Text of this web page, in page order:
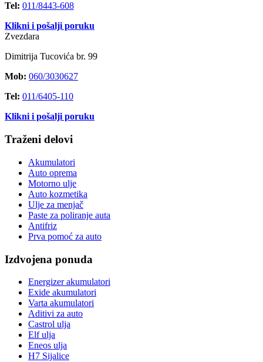
Tel: 011/8443-608
Klikni i pošalji poruku
Zvezdara
Dimitrija Tucovića br. 99
Mob: 060/3030627
Tel: 011/6405-110
Klikni i pošalji poruku
Traženi delovi
Akumulatori
Auto oprema
Motorno ulje
Auto kozmetika
Ulje za menjač
Paste za poliranje auta
Antifriz
Prva pomoć za auto
Izdvojena ponuda
Energizer akumulatori
Exide akumulatori
Varta akumulatori
Aditivi za auto
Castrol ulja
Elf ulja
Eneos ulja
H7 Sijalice